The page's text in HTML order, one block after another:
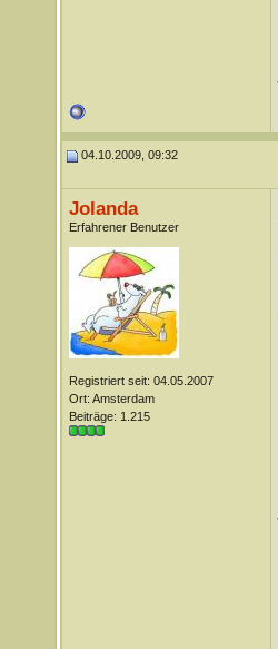
04.10.2009, 09:32
Jolanda
Erfahrener Benutzer
Registriert seit: 04.05.2007
Ort: Amsterdam
Beiträge: 1.215